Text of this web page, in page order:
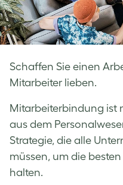
Schaffen Sie einen
Mitarbeiter lieben.
Mitarbeiterbindung ist
aus dem
Strategie, die alle
müssen, um die
halten.